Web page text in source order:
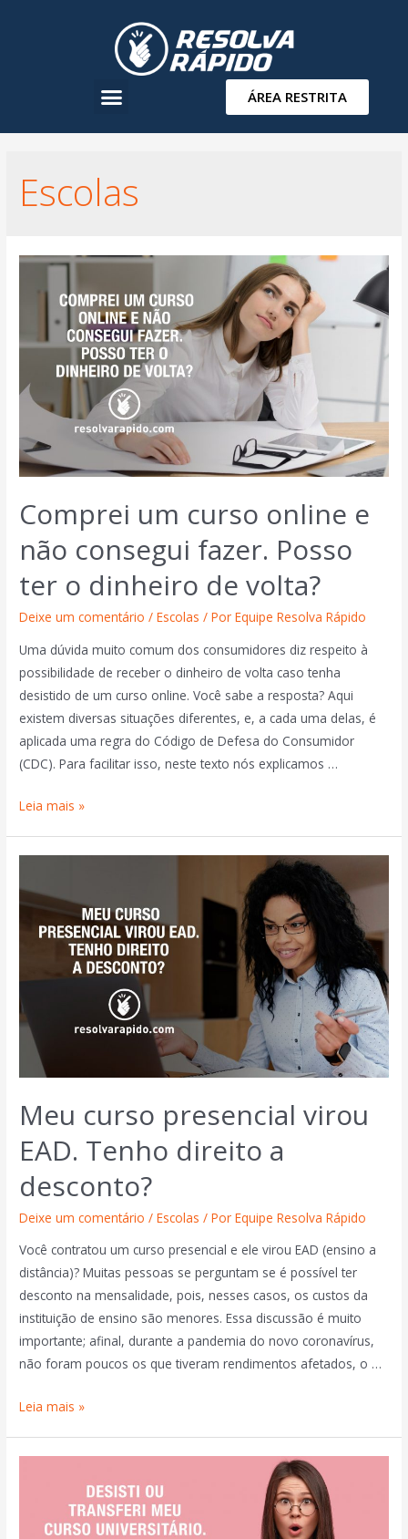
ÁREA RESTRITA
Escolas
Comprei um curso online e
não consegui fazer. Posso
ter o dinheiro de volta?
Deixe um comentário /Escolas / PorEquipe Resolva Rápido
Uma dúvida muito comum dos consumidores diz respeito à
possibilidade de receber o dinheiro de volta caso tenha
desistido de um curso online. Você sabe a resposta? Aqui
existem diversas situações diferentes, e, a cada uma delas, é
aplicada uma regra do Código de Defesa do Consumidor
(CDC). Para facilitar isso, neste texto nós explicamos …
Leia mais »
Meu curso presencial virou
EAD. Tenho direito a
desconto?
Deixe um comentário /Escolas / PorEquipe Resolva Rápido
Você contratou um curso presencial e ele virou EAD (ensino a
distância)? Muitas pessoas se perguntam se é possível ter
desconto na mensalidade, pois, nesses casos, os custos da
instituição de ensino são menores. Essa discussão é muito
importante; afinal, durante a pandemia do novo coronavírus,
não foram poucos os que tiveram rendimentos afetados, o …
Leia mais »